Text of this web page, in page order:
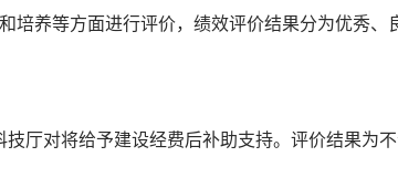
培养等方面进行评价，绩效评价结果分为优秀、
厅对将给予建设经费后补助支持。评价结果为